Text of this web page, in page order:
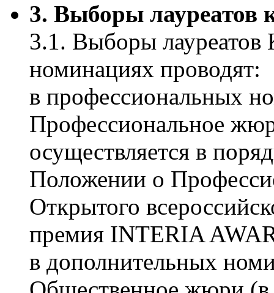
3. Выборы лауреатов
3.1. Выборы лауреатов
номинациях проводят:
в профессиональных
Профессиональное
осуществляется в
Положении о
Открытого
премия INTERIA
в дополнительных